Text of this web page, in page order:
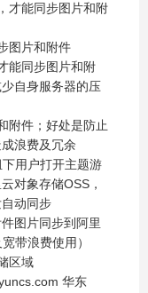
才能同步图片和附
图片和附件
能同步图片和附
自身服务器的压
附件；好处是防止
浪费及冗余
用户打开主题游
对象存储OSS，
动同步
图片同步到阿里
带浪费使用）
区域
华东